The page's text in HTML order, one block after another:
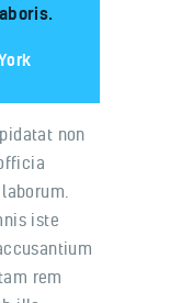
non
iste
rem